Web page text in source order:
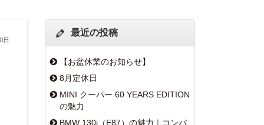
日
最近の投稿
【お盆休業のお知らせ】
8月定休日
MINI クーパー 60 YEARS EDITION
の魅力
BMW 130i（E87）の魅力｜コンパ